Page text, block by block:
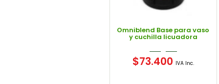
Omniblend Base para vaso
y cuchilla licuadora
$73.400 IVA Inc.